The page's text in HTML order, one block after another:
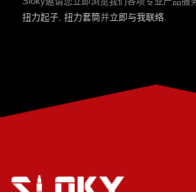
扭力起子 扭力套筒并立即与我联络